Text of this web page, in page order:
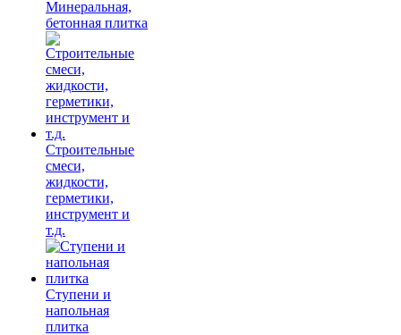
Минеральная,
бетонная плитка
Строительные
смеси,
жидкости,
герметики,
инструмент и
т.д.
Ступени и
напольная
плитка